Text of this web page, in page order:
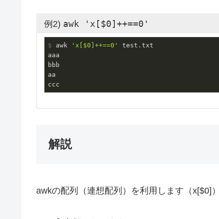
例2) awk 'x[$0]++==0'
$ awk 'x[$0]++==0'
test.txt
aaa
bbb
aa
ccc
解説
awkの配列（連想配列）を利用します（x[$0]